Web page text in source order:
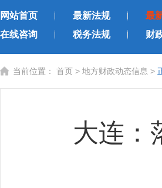
网站首页 最新法规 最
在线咨询
税务法规 财
当前位置： 首页 > 地方财政动态信息 >
大连：